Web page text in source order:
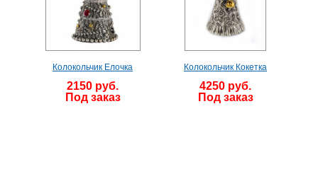
Колокольчик Елочка
2150 руб.
Под заказ
Колокольчик Кокетка
4250 руб.
Под заказ